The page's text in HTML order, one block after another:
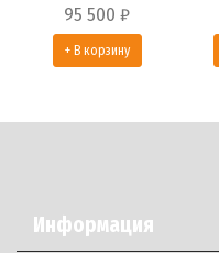
95 500 ₽
+ В корзину
Информация